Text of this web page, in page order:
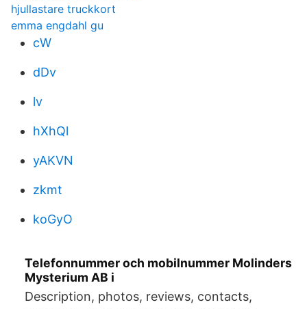
hjullastare truckkort
emma engdahl gu
cW
dDv
lv
hXhQl
yAKVN
zkmt
koGyO
Telefonnummer och mobilnummer Molinders
Mysterium AB i
Description, photos, reviews, contacts,